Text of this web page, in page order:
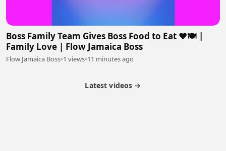
Boss Family Team Gives Boss Food to Eat ❤️🍽️ |
Family Love | Flow Jamaica Boss
Flow Jamaica Boss•1 views•11 minutes ago
Latest videos →